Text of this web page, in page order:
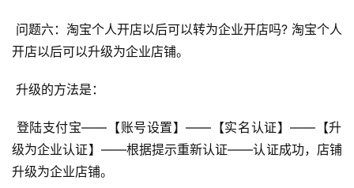
G
E
O
化
A
i
观
开店以后可以升级为企业店铺。
升级的方法是：
级为企业认证】――根据提示重新认证――认证成功，店铺
升级为企业店铺。